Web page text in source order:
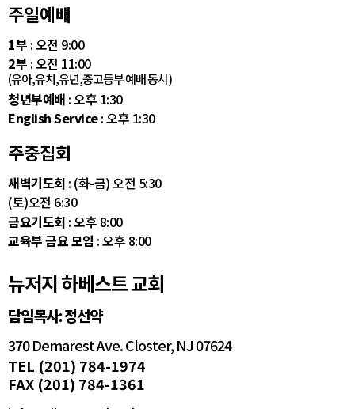
주일예배
1부 : 오전 9:00
2부 : 오전 11:00
(유아,유치,유년,중고등부 예배 동시)
청년부예배 : 오후 1:30
English Service: 오후 1:30
주중집회
새벽기도회 : (화-금) 오전 5:30
(토)오전 6:30
금요기도회 : 오후 8:00
교육부 금요 모임 : 오후 8:00
뉴저지 하베스트 교회
담임목사: 정선약
370 Demarest Ave. Closter, NJ 07624
TEL (201) 784-1974
FAX (201) 784-1361